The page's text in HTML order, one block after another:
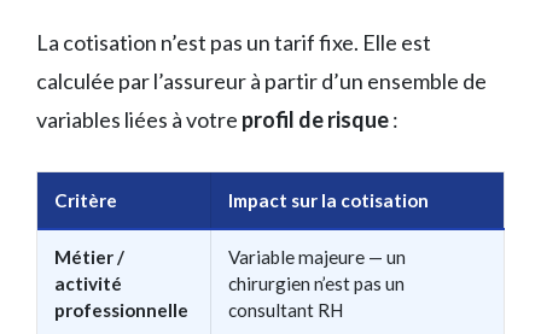
La cotisation n’est pas un tarif fixe. Elle est
calculée par l’assureur à partir d’un ensemble de
variables liées à votre profil de risque:
Critère Impact sur la cotisation
Métier /
activité
professionnelle
Variable majeure — un
chirurgien n’est pas un
consultant RH